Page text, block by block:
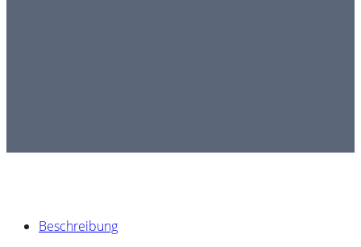
Beschreibung